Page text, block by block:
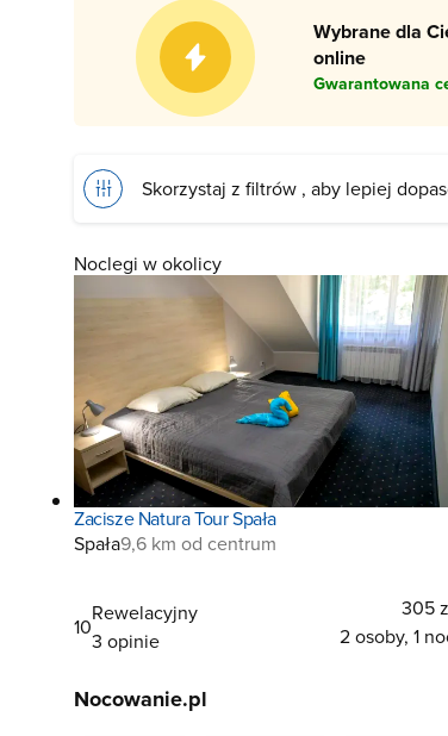
Wybrane dla
online
Gwarantowana
Skorzystaj z filtrów , aby lepiej
Noclegi w okolicy
Zacisze Natura Tour Spała
Spała9,6 km od centrum
10
Rewelacyjny
3 opinie
305
2 osoby, 1
Nocowanie.pl